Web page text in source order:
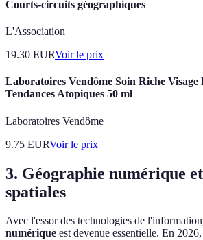
Courts-circuits géographiques
L'Association
19.30 EURVoir le prix
Laboratoires Vendôme Soin Riche Visage
Tendances Atopiques 50 ml
Laboratoires Vendôme
9.75 EURVoir le prix
3. Géographie numérique
spatiales
Avec l'essor des technologies de
numérique est devenue essentielle. En